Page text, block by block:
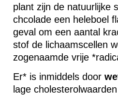
plant zijn de natuurlijke
chcolade een heleboel
geval om een aantal
stof de lichaamscellen
zogenaamde vrije
Er* is inmiddels door
lage